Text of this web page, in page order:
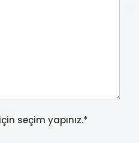
seçim yapınız.*